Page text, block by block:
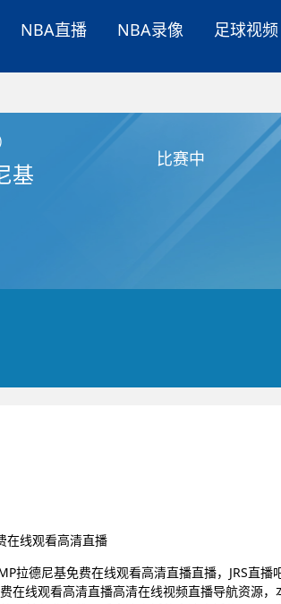
NBA直播 NBA录像 足球视频
基
比赛中
在线观看高清直播
拉德尼基免费在线观看高清直播直播，JRS直播
在线观看高清直播高清在线视频直播导航资源，